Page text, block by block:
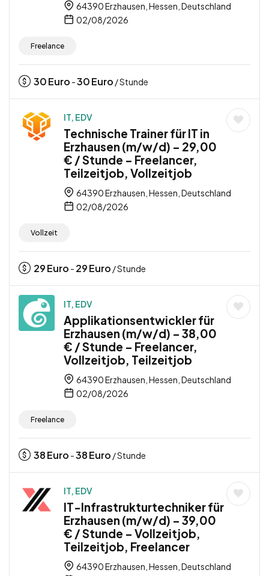
64390 Erzhausen, Hessen, Deutschland
02/08/2026
Freelance
30Euro -30Euro / Stunde
IT, EDV
Technische Trainer für IT in
Erzhausen (m/w/d) – 29,00
€ / Stunde – Freelancer,
Teilzeitjob, Vollzeitjob
64390 Erzhausen, Hessen, Deutschland
02/08/2026
Vollzeit
29Euro - 29Euro / Stunde
IT, EDV
Applikationsentwickler für
Erzhausen (m/w/d) – 38,00
€ / Stunde – Freelancer,
Vollzeitjob, Teilzeitjob
64390 Erzhausen, Hessen, Deutschland
02/08/2026
Freelance
38Euro -38Euro / Stunde
IT, EDV
IT-Infrastrukturtechniker für
Erzhausen (m/w/d) – 39,00
€ / Stunde – Vollzeitjob,
Teilzeitjob, Freelancer
64390 Erzhausen, Hessen, Deutschland